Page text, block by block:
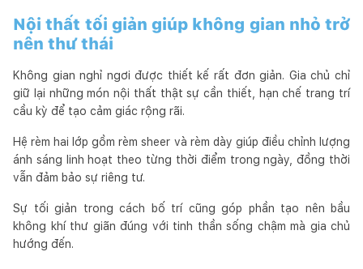
Nội thất tối giản giúp không gian nhỏ trở
nên thư thái
Không gian nghỉ ngơi được thiết kế rất đơn giản. Gia chủ chỉ
giữ lại những món nội thất thật sự cần thiết, hạn chế trang trí
cầu kỳ để tạo cảm giác rộng rãi.
Hệ rèm hai lớp gồm rèm sheer và rèm dày giúp điều chỉnh lượng
ánh sáng linh hoạt theo từng thời điểm trong ngày, đồng thời
vẫn đảm bảo sự riêng tư.
Sự tối giản trong cách bố trí cũng góp phần tạo nên bầu
không khí thư giãn đúng với tinh thần sống chậm mà gia chủ
hướng đến.